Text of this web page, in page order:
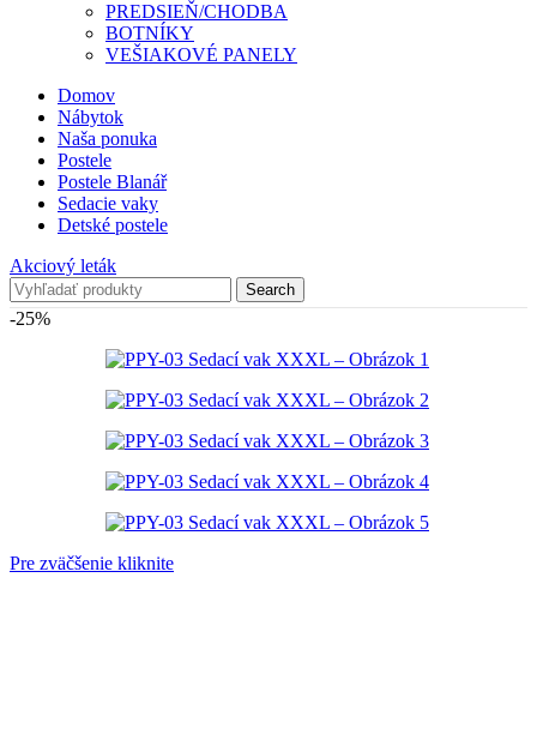
PREDSIEŇ/CHODBA
BOTNÍKY
VEŠIAKOVÉ PANELY
Domov
Nábytok
Naša ponuka
Postele
Postele Blanář
Sedacie vaky
Detské postele
Akciový leták
Search
-25%
Pre zväčšenie kliknite